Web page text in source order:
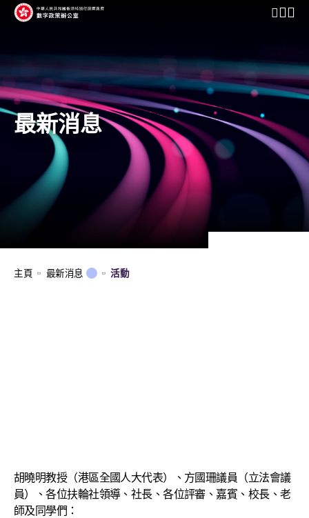
開啟行
最新消息
主頁 最新消息 活動
胡曉明教授（港區全國人大代表）、方國珊議員（立法會議
員）、各位扶輪社領導、社長、各位評審、嘉賓、校長、老
師及同學們：